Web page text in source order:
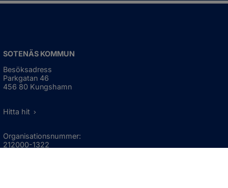
SOTENÄS KOMMUN
Besöksadress
Parkgatan 46
456 80 Kungshamn
Hitta hit
Organisationsnummer:
212000-1322